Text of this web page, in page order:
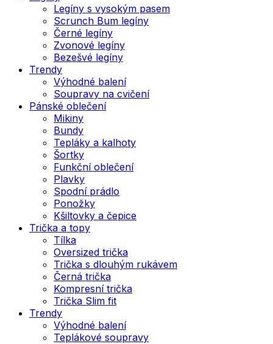
Legíny s vysokým pasem
Scrunch Bum legíny
Černé legíny
Zvonové legíny
Bezešvé legíny
Trendy
Výhodné balení
Soupravy na cvičení
Pánské oblečení
Mikiny
Bundy
Tepláky a kalhoty
Šortky
Funkční oblečení
Plavky
Spodní prádlo
Ponožky
Kšiltovky a čepice
Trička a topy
Tílka
Oversized trička
Trička s dlouhým rukávem
Černá trička
Kompresní trička
Trička Slim fit
Trendy
Výhodné balení
Teplákové soupravy